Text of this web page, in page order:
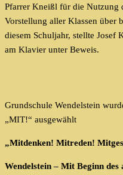
Pfarrer Kneißl für die Nutzung
Vorstellung aller Klassen über
diesem Schuljahr, stellte Josef
am Klavier unter Beweis.
Grundschule Wendelstein
„MIT!“ ausgewählt
„Mitdenken! Mitreden!
Wendelstein – Mit Beginn